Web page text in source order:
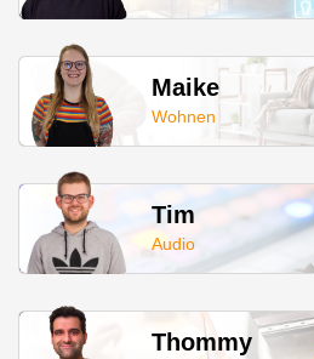
Maike
Wohnen
Tim
Audio
Thommy